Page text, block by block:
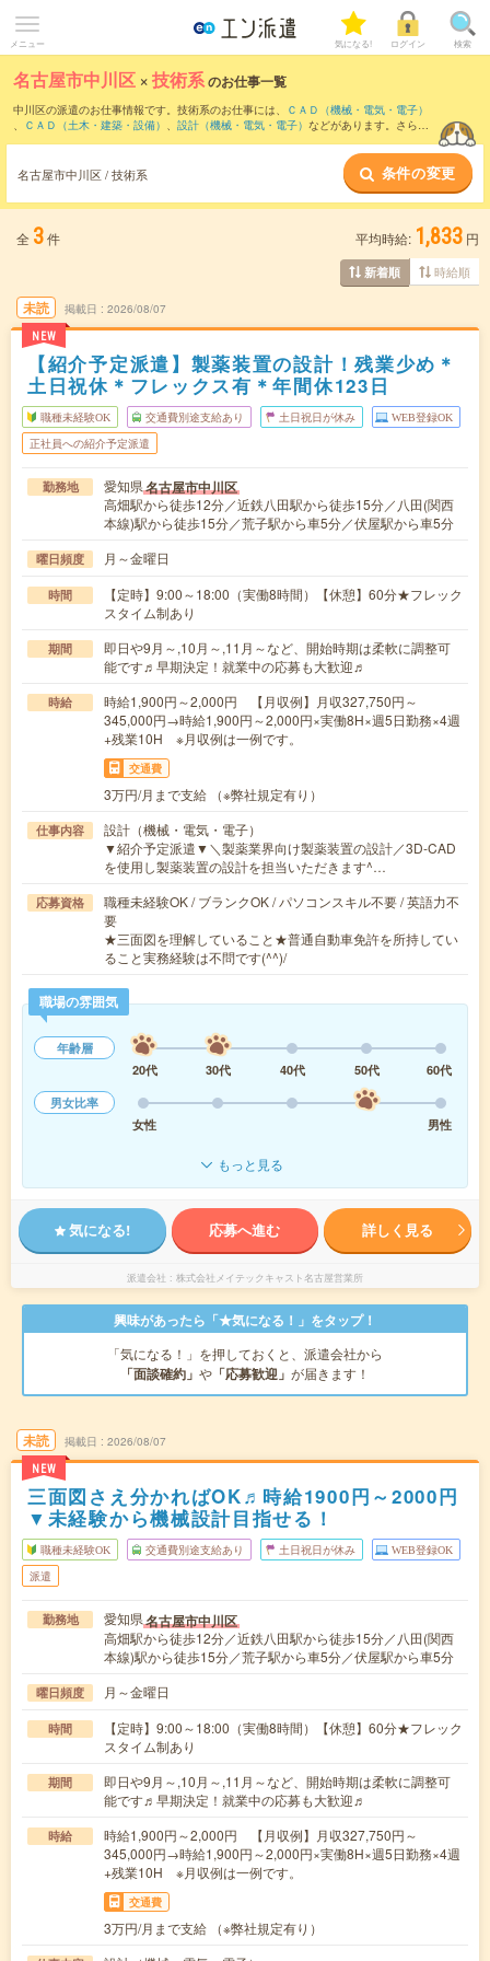
メニュー 気になる! ログイン 検索
名古屋市中川区 ×技術系のお仕事一覧
中川区の派遣のお仕事情報です。技術系のお仕事には、
ＣＡＤ（機械・電気・電子）
、
ＣＡＤ（土木・建築・設備） 、 設計（機械・電気・電子） などがあります。さら
名古屋市中川区 / 技術系 条件の変更
全 3件 平均時給: 1,833 円
新着順 時給順
未読
NEW
掲載日 2026/08/07
【紹介予定派遣】製薬装置の設計！残業少め＊
土日祝休＊フレックス有＊年間休123日
職種未経験OK 交通費別途支給あり 土日祝日が休み WEB登録OK
正社員への紹介予定派遣
勤務地 愛知県名古屋市中川区
高畑駅から徒歩12分／近鉄八田駅から徒歩15分／八田(関西
本線)駅から徒歩15分／荒子駅から車5分／伏屋駅から車5分
曜日頻度 月～金曜日
時間
【定時】9:00～18:00（実働8時間）【休憩】60分★フレック
スタイム制あり
期間
即日や9月～,10月～,11月～など、開始時期は柔軟に調整可
能です♬早期決定！就業中の応募も大歓迎♬
時給
時給1,900円～2,000円 【月収例】月収327,750円～
345,000円→時給1,900円～2,000円×実働8H×週5日勤務×4週
+残業10H ※月収例は一例です。
交通費
3万円/月まで支給 （※弊社規定有り）
仕事内容
設計（機械・電気・電子）
▼紹介予定派遣▼＼製薬業界向け製薬装置の設計／3D-CAD
を使用し製薬装置の設計を担当いただきます^…
応募資格
職種未経験OK / ブランクOK / パソコンスキル不要 / 英語力不
要
★三面図を理解していること★普通自動車免許を所持してい
ること実務経験は不問です(^^)/
職場の雰囲気
年齢層
20代
30代 40代 50代
60代
男女比率
女性
男性
もっと見る
気になる! 応募へ進む 詳しく見る
派遣会社 株式会社メイテックキャスト名古屋営業所
興味があったら「★気になる！」をタップ！
「気になる！」を押しておくと、派遣会社から
「面談確約」 や 「応募歓迎」 が届きます！
未読
NEW
掲載日 2026/08/07
三面図さえ分かればOK♬時給1900円～2000円
▼未経験から機械設計目指せる！
職種未経験OK 交通費別途支給あり 土日祝日が休み WEB登録OK
派遣
勤務地 愛知県名古屋市中川区
高畑駅から徒歩12分／近鉄八田駅から徒歩15分／八田(関西
本線)駅から徒歩15分／荒子駅から車5分／伏屋駅から車5分
曜日頻度 月～金曜日
時間
【定時】9:00～18:00（実働8時間）【休憩】60分★フレック
スタイム制あり
期間
即日や9月～,10月～,11月～など、開始時期は柔軟に調整可
能です♬早期決定！就業中の応募も大歓迎♬
時給
時給1,900円～2,000円 【月収例】月収327,750円～
345,000円→時給1,900円～2,000円×実働8H×週5日勤務×4週
+残業10H ※月収例は一例です。
交通費
3万円/月まで支給 （※弊社規定有り）